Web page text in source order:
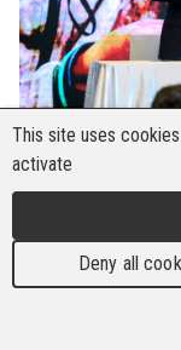
(Foto: FSC)
Die Bau- und
verurteilt aufs
einer
Stewardship
This site uses
activate
Deny all